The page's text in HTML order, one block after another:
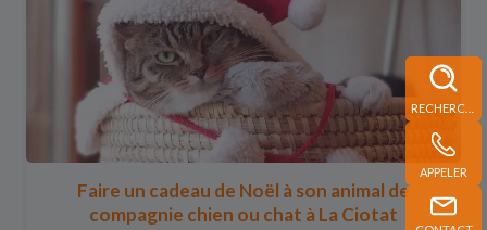
APPELER
Faire un cadeau de Noël à son animal de
compagnie chien ou chat à La Ciotat